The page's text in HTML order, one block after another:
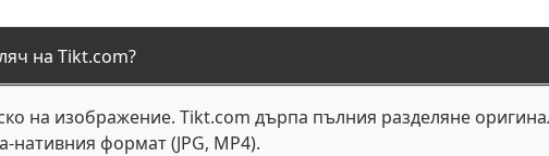
на Tikt.com?
на изображение. Tikt.com дърпа пълния разделяне
нативния формат (JPG, MP4).